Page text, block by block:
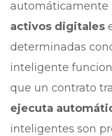
activos digitales
determinadas
inteligente
que un contrato
ejecuta
inteligentes son